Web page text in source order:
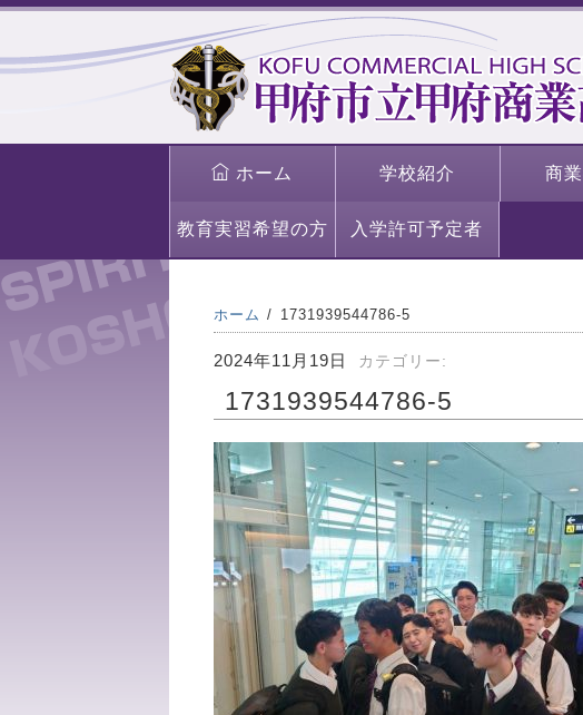
ホーム 学校紹介 商
教育実習希望の方 入学許可予定者
ホーム 1731939544786-5
2024年11月19日 カテゴリー:
1731939544786-5